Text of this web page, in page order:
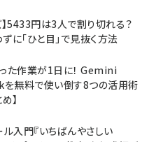
】5433円は3人で割り切れる？
に「ひと目」で見抜く方法
た作業が1日に！ Gemini
無料で使い倒す8つの活用術
】
入門『いちばんやさしい